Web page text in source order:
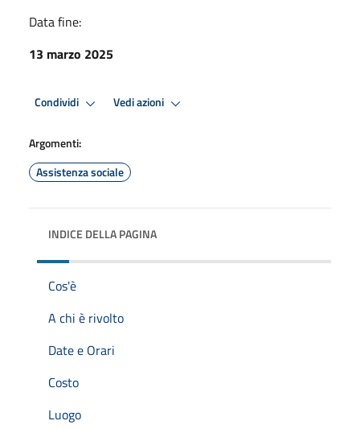
Data fine:
13 marzo 2025
Condividi Vedi azioni
Argomenti:
Assistenza sociale
INDICE DELLA PAGINA
Cos'è
A chi è rivolto
Date e Orari
Costo
Luogo